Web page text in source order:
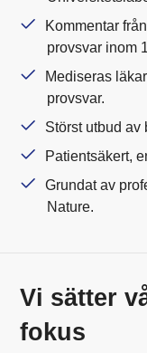
Kommentar
provsvar inom
Mediseras
provsvar.
Störst utbud av
Patientsäkert,
Grundat av
Nature.
Vi sätter
fokus